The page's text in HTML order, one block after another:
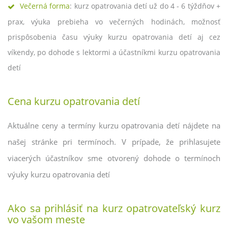
Večerná forma: kurz opatrovania detí už do 4 - 6 týždňov +
prax, výuka prebieha vo večerných hodinách, možnosť
prispôsobenia času výuky kurzu opatrovania detí aj cez
víkendy, po dohode s lektormi a účastníkmi kurzu opatrovania
detí
Cena kurzu opatrovania detí
Aktuálne ceny a termíny kurzu opatrovania detí nájdete na
našej stránke pri termínoch. V prípade, že prihlasujete
viacerých účastníkov sme otvorený dohode o termínoch
výuky kurzu opatrovania detí
Ako sa prihlásiť na kurz opatrovateľský kurz
vo vašom meste